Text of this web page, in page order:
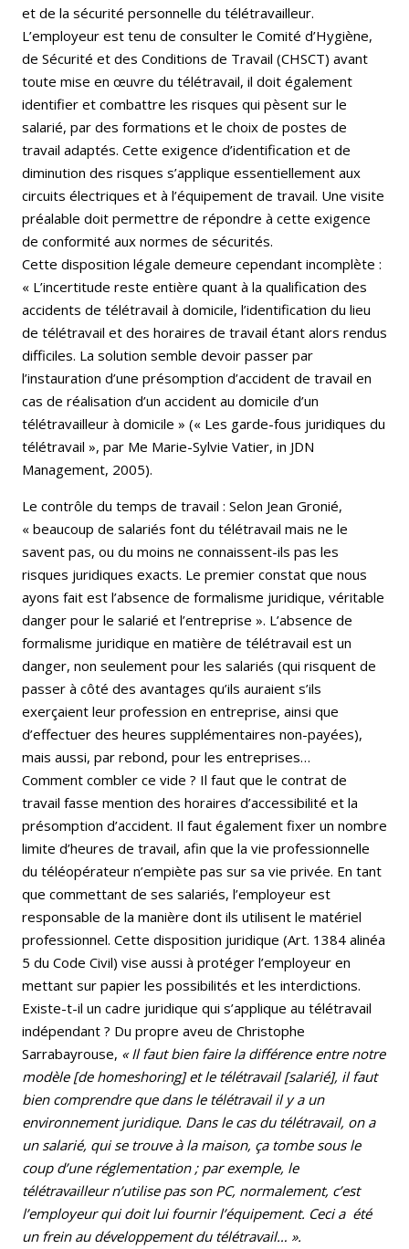
et de la sécurité personnelle du télétravailleur.
L’employeur est tenu de consulter le Comité d’Hygiène,
de Sécurité et des Conditions de Travail (CHSCT) avant
toute mise en œuvre du télétravail, il doit également
identifier et combattre les risques qui pèsent sur le
salarié, par des formations et le choix de postes de
travail adaptés. Cette exigence d’identification et de
diminution des risques s’applique essentiellement aux
circuits électriques et à l’équipement de travail. Une visite
préalable doit permettre de répondre à cette exigence
de conformité aux normes de sécurités.
Cette disposition légale demeure cependant incomplète :
« L’incertitude reste entière quant à la qualification des
accidents de télétravail à domicile, l’identification du lieu
de télétravail et des horaires de travail étant alors rendus
difficiles. La solution semble devoir passer par
l’instauration d’une présomption d’accident de travail en
cas de réalisation d’un accident au domicile d’un
télétravailleur à domicile » (« Les garde-fous juridiques du
télétravail », par Me Marie-Sylvie Vatier, in JDN
Management, 2005).
Le contrôle du temps de travail : Selon Jean Gronié,
« beaucoup de salariés font du télétravail mais ne le
savent pas, ou du moins ne connaissent-ils pas les
risques juridiques exacts. Le premier constat que nous
ayons fait est l’absence de formalisme juridique, véritable
danger pour le salarié et l’entreprise ». L’absence de
formalisme juridique en matière de télétravail est un
danger, non seulement pour les salariés (qui risquent de
passer à côté des avantages qu’ils auraient s’ils
exerçaient leur profession en entreprise, ainsi que
d’effectuer des heures supplémentaires non-payées),
mais aussi, par rebond, pour les entreprises…
Comment combler ce vide ? Il faut que le contrat de
travail fasse mention des horaires d’accessibilité et la
présomption d’accident. Il faut également fixer un nombre
limite d’heures de travail, afin que la vie professionnelle
du téléopérateur n’empiète pas sur sa vie privée. En tant
que commettant de ses salariés, l’employeur est
responsable de la manière dont ils utilisent le matériel
professionnel. Cette disposition juridique (Art. 1384 alinéa
5 du Code Civil) vise aussi à protéger l’employeur en
mettant sur papier les possibilités et les interdictions.
Existe-t-il un cadre juridique qui s’applique au télétravail
indépendant ? Du propre aveu de Christophe
Sarrabayrouse, « Il faut bien faire la différence entre notre
modèle [de homeshoring] et le télétravail [salarié], il faut
bien comprendre que dans le télétravail il y a un
environnement juridique. Dans le cas du télétravail, on a
un salarié, qui se trouve à la maison, ça tombe sous le
coup d’une réglementation ; par exemple, le
télétravailleur n’utilise pas son PC, normalement, c’est
l’employeur qui doit lui fournir l’équipement. Ceci a été
un frein au développement du télétravail… ».